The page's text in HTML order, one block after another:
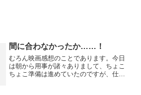
間に合わなかったか……！
むろん映画感想のことであります。今日
は朝から用事が諸々ありまして、ちょこ
ちょこ準備は進めていたのですが、仕上